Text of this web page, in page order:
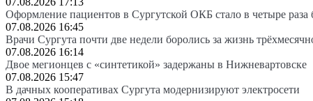
Оформление пациентов в Сургутской ОКБ стало в четыре раза
07.08.2026 16:45
Врачи Сургута почти две недели боролись за жизнь
07.08.2026 16:14
Двое мегионцев с «синтетикой» задержаны в Нижневартовске
07.08.2026 15:47
В дачных кооперативах Сургута модернизируют электросети